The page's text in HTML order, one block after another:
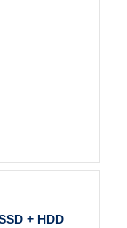
+ HDD